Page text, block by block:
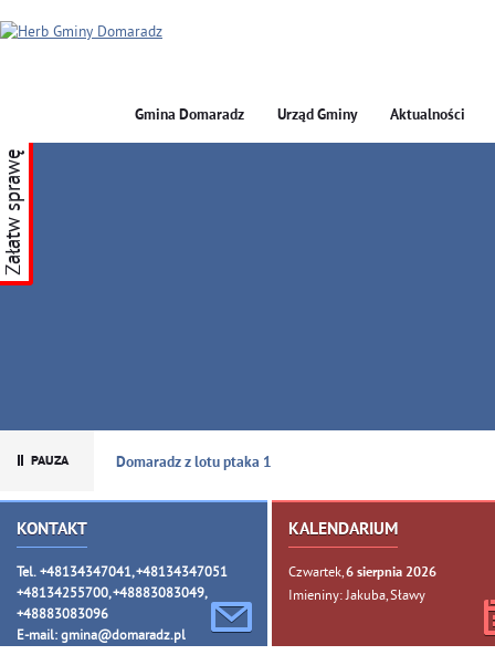
GMINA DOMARADZ
Gmina Domaradz Urząd Gminy Aktualności
Domaradz z lotu ptaka 1
KONTAKT
Tel. +48134347041, +48134347051
+48134255700, +48883083049,
+48883083096
E-mail: gmina@domaradz.pl
KALENDARIUM
Czwartek, 6sierpnia 2026
Imieniny: Jakuba, Sławy
Załatw sprawę